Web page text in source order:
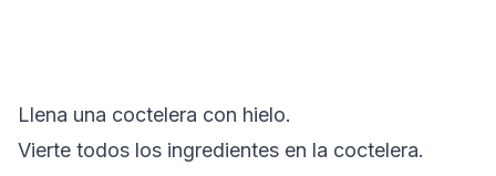
Llena una coctelera con hielo.
Vierte todos los ingredientes en la coctelera.